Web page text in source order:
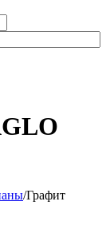
/Графит